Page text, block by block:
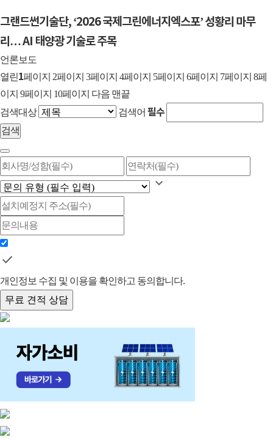
그랜드썬기술단, ‘2026 국제그린에너지엑스포’ 성황리 마무
리… AI 태양광 기술로 주목
언론보도
열린1페이지 2페이지 3페이지 4페이지 5페이지 6페이지 7페이지 8페
이지 9페이지 10페이지 다음 맨끝
검색대상
검색어 필수
개인정보 수집 및 이용을 확인하고 동의합니다.
무료 견적 상담